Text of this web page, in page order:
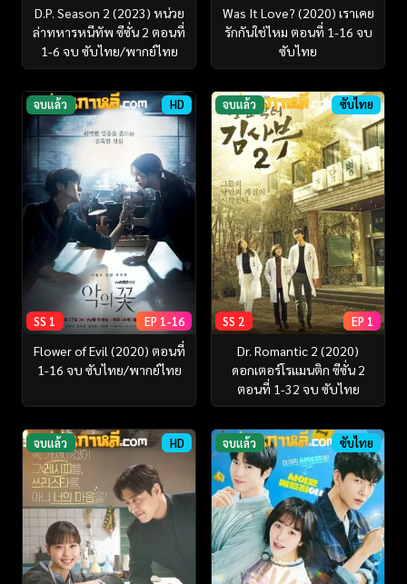
D.P. Season 2 (2023) หน่วย
ล่าทหารหนีทัพ ซีซั่น 2 ตอนที่
1-6 จบ ซับไทย/พากย์ไทย
Was It Love? (2020) เราเคย
รักกันใช่ไหม ตอนที่ 1-16 จบ
ซับไทย
จบแล้ว HD
SS 1 EP 1-16
Flower of Evil (2020) ตอนที่
1-16 จบ ซับไทย/พากย์ไทย
จบแล้ว ซับไทย
SS 2 EP 1
Dr. Romantic 2 (2020)
ดอกเตอร์โรแมนติก ซีซั่น 2
ตอนที่ 1-32 จบ ซับไทย
จบแล้ว HD จบแล้ว ซับไทย